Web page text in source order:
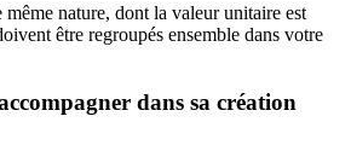
nature, dont la valeur unitaire est
être regroupés ensemble dans votre
dans sa création